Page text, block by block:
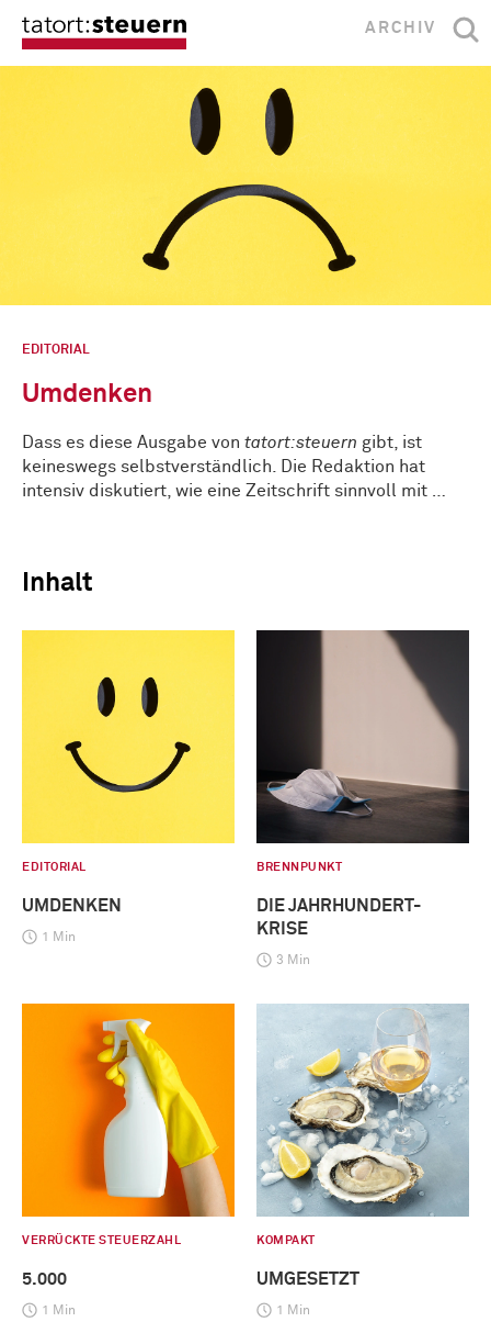
ARCHIV
EDITORIAL
Umdenken
Dass es diese Ausgabe von tatort:steuern gibt, ist
keineswegs selbstverständlich. Die Redaktion hat
intensiv diskutiert, wie eine Zeitschrift sinnvoll mit …
Inhalt
EDITORIAL
UMDENKEN
1 Min
BRENNPUNKT
DIE JAHRHUNDERT-
KRISE
3 Min
VERRÜCKTE STEUERZAHL
5.000
1 Min
KOMPAKT
UMGESETZT
1 Min